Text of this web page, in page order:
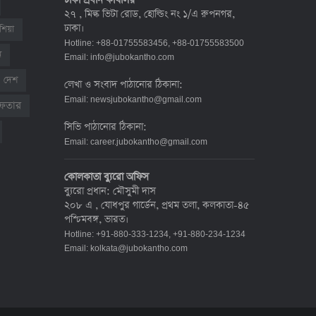
দেশে করোনায় মৃত্যু ও শনাক্ত কমেছে
৬ জুলাই ২০২২, ১৯:০২
দেশে করোনায় ৭ জনের মৃত্যু, শনাক্ত ১
হাজার ৯৯৮
হাজার ছাড়িয়ে
৪ জুলাই ২০২২, ১৬:৫১
ঊর্ধ্বগতিতে সংক্রমণ, স্বাস্থ্যবিধিতে
উদাসীনতা
দেশ
২৭ , মিল্ক ভিটা রোড, হোল্ডিং নং ১/এ রুপনগর,
ঢাকা।
Hotline: +88-01755583456, +88-01755583500
Email: info@jubokantho.com
লেখা ও সংবাদ পাঠানোর ঠিকানা:
Email: newsjubokantho@gmail.com
সিভি পাঠানোর ঠিকানা:
Email: career.jubokantho@gmail.com
কোলকাতা ব্যুরো অফিস
ব্যুরো প্রধান: মৌসুমী দাস
২০৮ এ , যোধপুর গার্ডেন, প্রথম তলা, কলকাতা-৪৫
পশ্চিমবঙ্গ, ভারত।
Hotline: +91-880-333-1234, +91-880-234-1234
Email: kolkata@jubokantho.com